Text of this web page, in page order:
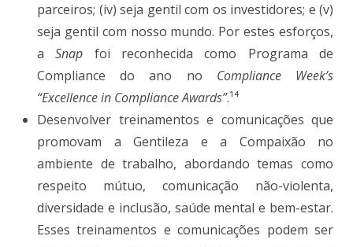
parceiros; (iv) seja gentil com os investidores; e (v)
seja gentil com nosso mundo. Por estes esforços,
aSnap foi reconhecida como Programa de
Compliance do ano no Compliance Week’s
“Excellence in Compliance Awards”.¹⁴
Desenvolver treinamentos e comunicações que
promovam a Gentileza e a Compaixão no
ambiente de trabalho, abordando temas como
respeito mútuo, comunicação não-violenta,
diversidade e inclusão, saúde mental e bem-estar.
Esses treinamentos e comunicações podem ser